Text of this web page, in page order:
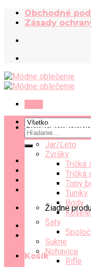
Skip
Obchodné
Zásady
Hľadať:
Žiadne
Košík
Oblečenie
Jar/Leto
Zvršky
Tričká
Tričká
Topy
Tuniky
Body
Šaty
Sukne
Nohavice
Rifle